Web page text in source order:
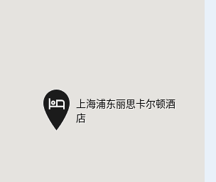
上海浦东丽思卡尔顿酒
店
上海浦东丽思卡尔顿酒
店